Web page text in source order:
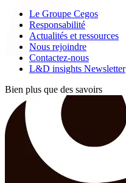
Le Groupe Cegos
Responsabilité
Actualités et ressources
Nous rejoindre
Contactez-nous
L&D insights Newsletter
Bien plus que des savoirs